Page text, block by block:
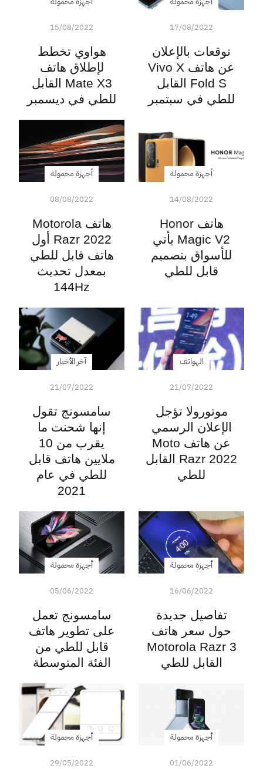
17/08/2022
توقعات بالإعلان
عن هاتف Vivo X
Fold S القابل
للطي في سبتمبر
15/08/2022
هواوي تخطط
لإطلاق هاتف
Mate X3 القابل
للطي في ديسمبر
أجهزة محمولة
14/08/2022
هاتف Honor
Magic V2 يأتي
للأسواق بتصميم
قابل للطي
أجهزة محمولة
08/08/2022
هاتف Motorola
Razr 2022 أول
هاتف قابل للطي
بمعدل تحديث
144Hz
الهواتف
21/07/2022
موتورولا تؤجل
الإعلان الرسمي
عن هاتف Moto
Razr 2022 القابل
للطي
آخر الأخبار
21/07/2022
سامسونج تقول
إنها شحنت ما
يقرب من 10
ملايين هاتف قابل
للطي في عام
2021
أجهزة محمولة
16/06/2022
تفاصيل جديدة
حول سعر هاتف
Motorola Razr 3
القابل للطي
أجهزة محمولة
05/06/2022
سامسونج تعمل
على تطوير هاتف
قابل للطي من
الفئة المتوسطة
أجهزة محمولة
01/06/2022
أجهزة محمولة
29/05/2022